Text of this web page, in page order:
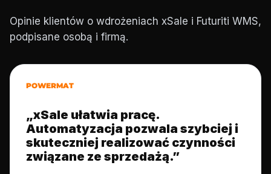
Opinie klientów o wdrożeniach xSale i Futuriti WMS,
podpisane osobą i firmą.
POWERMAT
„xSale ułatwia pracę.
Automatyzacja pozwala szybciej i
skuteczniej realizować czynności
związane ze sprzedażą.”